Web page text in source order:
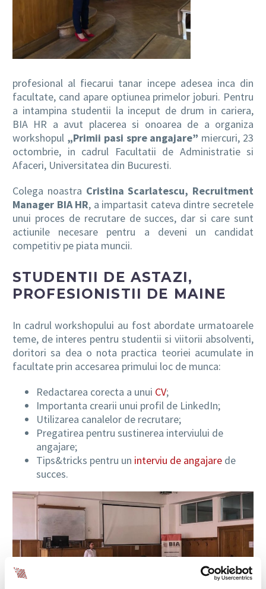
profesional al fiecarui tanar incepe adesea inca din
facultate, cand apare optiunea primelor joburi. Pentru
a intampina studentii la inceput de drum in cariera,
BIA HR a avut placerea si onoarea de a organiza
workshopul „Primii pasi spre angajare” miercuri, 23
octombrie, in cadrul Facultatii de Administratie si
Afaceri, Universitatea din Bucuresti.
Colega noastra Cristina Scarlatescu, Recruitment
Manager BIA HR, a impartasit cateva dintre secretele
unui proces de recrutare de succes, dar si care sunt
actiunile necesare pentru a deveni un candidat
competitiv pe piata muncii.
STUDENTII DE ASTAZI,
PROFESIONISTII DE MAINE
In cadrul workshopului au fost abordate urmatoarele
teme, de interes pentru studentii si viitorii absolventi,
doritori sa dea o nota practica teoriei acumulate in
facultate prin accesarea primului loc de munca:
Redactarea corecta a unui CV;
Importanta crearii unui profil de LinkedIn;
Utilizarea canalelor de recrutare;
Pregatirea pentru sustinerea interviului de
angajare;
Tips&tricks pentru un interviu de angajare de
succes.